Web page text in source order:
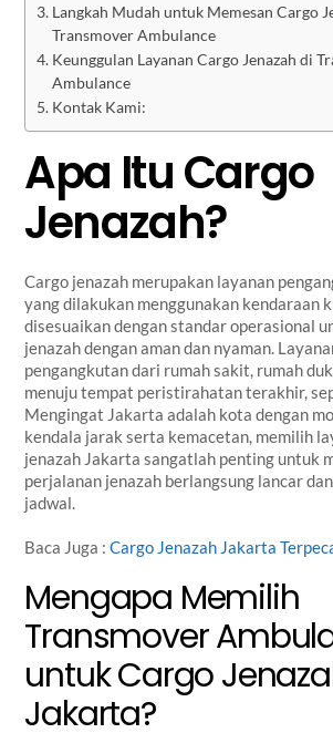
Langkah Mudah untuk Memesan Cargo
Transmover Ambulance
Keunggulan Layanan Cargo Jenazah di
Ambulance
Kontak Kami:
Apa Itu Cargo
Jenazah?
Cargo jenazah merupakan layanan
yang dilakukan menggunakan kendaraan
disesuaikan dengan standar operasional
jenazah dengan aman dan nyaman.
pengangkutan dari rumah sakit, rumah
menuju tempat peristirahatan terakhir,
Mengingat Jakarta adalah kota dengan
kendala jarak serta kemacetan, memilih
jenazah Jakarta sangatlah penting untuk
perjalanan jenazah berlangsung lancar
jadwal.
Baca Juga :Cargo Jenazah Jakarta
Mengapa Memilih
Transmover
untuk Cargo
Jakarta?